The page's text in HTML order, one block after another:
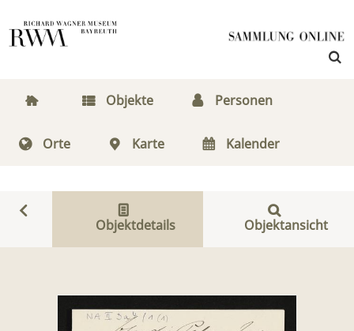
Objekte Personen
Orte Karte Kalender
Objektdetails Objektansicht